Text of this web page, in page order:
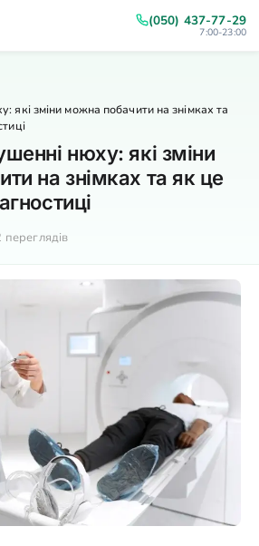
(050) 437-77-29
7:00-23:00
які зміни можна побачити на знімках та
нюху: які зміни
на знімках та як це
переглядів